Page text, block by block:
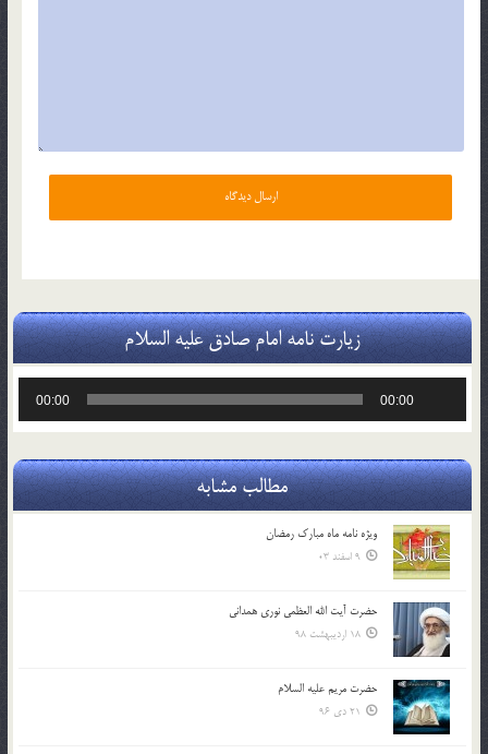
زیارت نامه امام صادق علیه السلام
00:00
00:00
مطالب مشابه
ویژه نامه ماه مبارک رمضان
9 اسفند 03
حضرت آیت الله العظمی نوری همدانی
18 اردیبهشت 98
حضرت مریم علیه السلام
21 دی 96